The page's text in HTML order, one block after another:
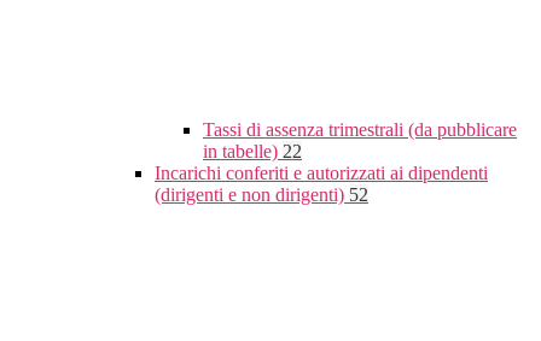
Tassi di assenza trimestrali (da pubblicare
in tabelle) 22
Incarichi conferiti e autorizzati ai dipendenti
(dirigenti e non dirigenti) 52